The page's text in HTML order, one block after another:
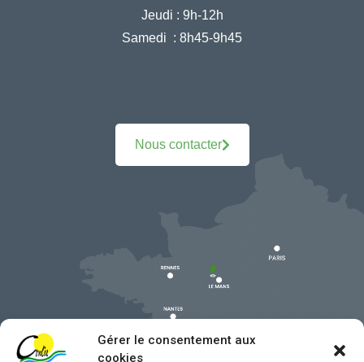
Gérer le consentement aux
cookies
Jeudi : 9h-12h
Samedi : 8h45-9h45
Nous contacter